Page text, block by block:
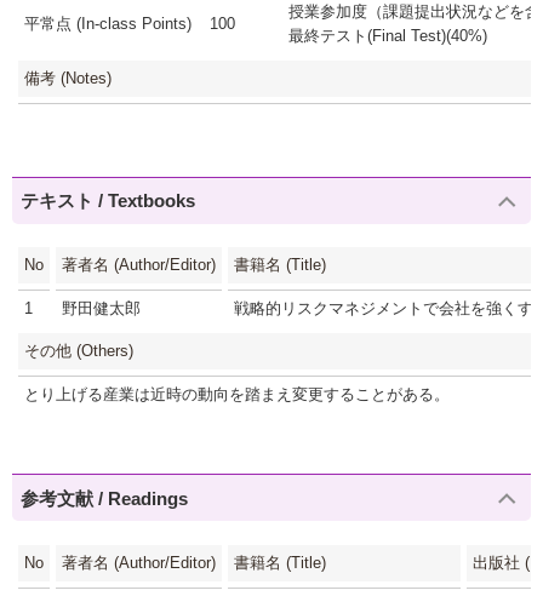
平常点 (In-class Points) 100
授業参加度（課題提出状況などを
最終テスト(Final Test)(40%)
備考 (Notes)
テキスト / Textbooks
No 著者名 (Author/Editor) 書籍名 (Title)
1 野田健太郎 戦略的リスクマネジメントで会社を強くす
その他 (Others)
とり上げる産業は近時の動向を踏まえ変更することがある。
参考文献 / Readings
No 著者名 (Author/Editor) 書籍名 (Title) 出版社